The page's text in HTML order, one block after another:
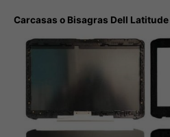
Carcasas o Bisagras Dell